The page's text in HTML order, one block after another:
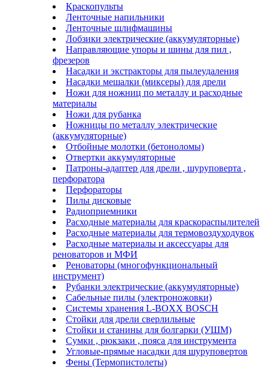
Краскопульты
Ленточные напильники
Ленточные шлифмашины
Лобзики электрические (аккумуляторные)
Направляющие упоры и шины для пил ,
фрезеров
Насадки и экстракторы для пылеудаления
Насадки мешалки (миксеры) для дрели
Ножи для ножниц по металлу и расходные
материалы
Ножи для рубанка
Ножницы по металлу электрические
(аккумуляторные)
Отбойные молотки (бетоноломы)
Отвертки аккумуляторные
Патроны-адаптер для дрели , шуруповерта ,
перфоратора
Перфораторы
Пилы дисковые
Радиоприемники
Расходные материалы для краскораспылителей
Расходные материалы для термовоздуходувок
Расходные материалы и аксессуары для
реноваторов и МФИ
Реноваторы (многофункциональный
инструмент)
Рубанки электрические (аккумуляторные)
Сабельные пилы (электроножовки)
Системы хранения L-BOXX BOSCH
Стойки для дрели сверлильные
Стойки и станины для болгарки (УШМ)
Сумки , рюкзаки , пояса для инструмента
Угловые-прямые насадки для шуруповертов
Фены (Термопистолеты)